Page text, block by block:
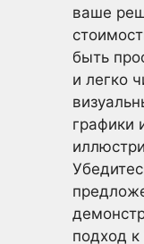
ваше
быть
и легко
графики
подход